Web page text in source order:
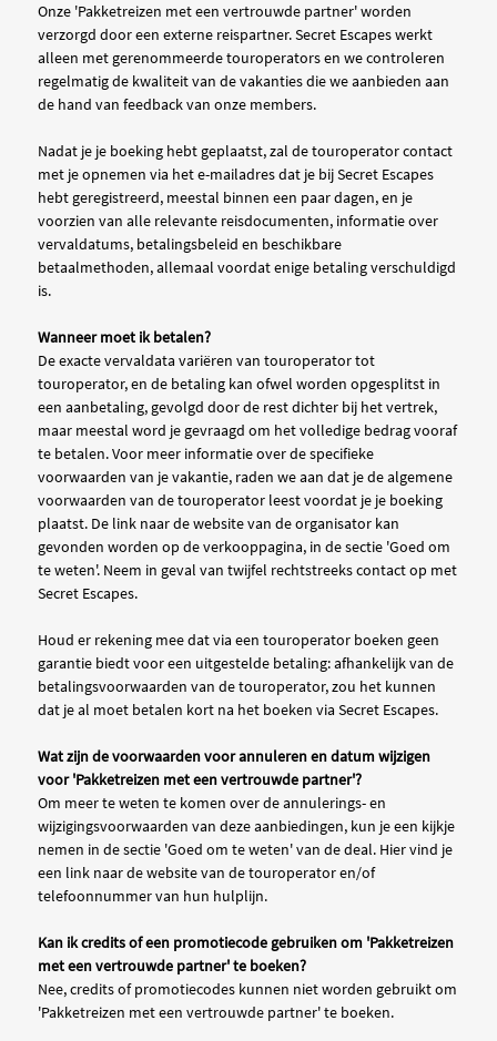
Onze 'Pakketreizen met een vertrouwde partner' worden
verzorgd door een externe reispartner. Secret Escapes werkt
alleen met gerenommeerde touroperators en we controleren
regelmatig de kwaliteit van de vakanties die we aanbieden aan
de hand van feedback van onze members.
Nadat je je boeking hebt geplaatst, zal de touroperator contact
met je opnemen via het e-mailadres dat je bij Secret Escapes
hebt geregistreerd, meestal binnen een paar dagen, en je
voorzien van alle relevante reisdocumenten, informatie over
vervaldatums, betalingsbeleid en beschikbare
betaalmethoden, allemaal voordat enige betaling verschuldigd
is.
Wanneer moet ik betalen?
De exacte vervaldata variëren van touroperator tot
touroperator, en de betaling kan ofwel worden opgesplitst in
een aanbetaling, gevolgd door de rest dichter bij het vertrek,
maar meestal word je gevraagd om het volledige bedrag vooraf
te betalen. Voor meer informatie over de specifieke
voorwaarden van je vakantie, raden we aan dat je de algemene
voorwaarden van de touroperator leest voordat je je boeking
plaatst. De link naar de website van de organisator kan
gevonden worden op de verkooppagina, in de sectie 'Goed om
te weten'. Neem in geval van twijfel rechtstreeks contact op met
Secret Escapes.
Houd er rekening mee dat via een touroperator boeken geen
garantie biedt voor een uitgestelde betaling: afhankelijk van de
betalingsvoorwaarden van de touroperator, zou het kunnen
dat je al moet betalen kort na het boeken via Secret Escapes.
Wat zijn de voorwaarden voor annuleren en datum wijzigen
voor 'Pakketreizen met een vertrouwde partner'?
Om meer te weten te komen over de annulerings- en
wijzigingsvoorwaarden van deze aanbiedingen, kun je een kijkje
nemen in de sectie 'Goed om te weten' van de deal. Hier vind je
een link naar de website van de touroperator en/of
telefoonnummer van hun hulplijn.
Kan ik credits of een promotiecode gebruiken om 'Pakketreizen
met een vertrouwde partner' te boeken?
Nee, credits of promotiecodes kunnen niet worden gebruikt om
'Pakketreizen met een vertrouwde partner' te boeken.